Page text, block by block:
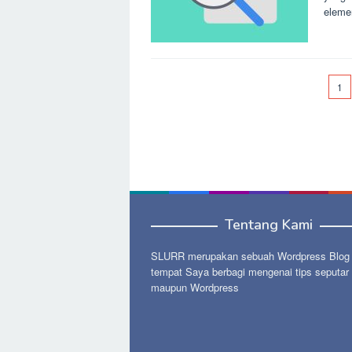
1
Tentang Kami
SLURR merupakan sebuah Wordpress
tempat Saya berbagi mengenai tips seputar
maupun Wordpress